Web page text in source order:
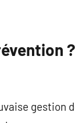
?
gestion